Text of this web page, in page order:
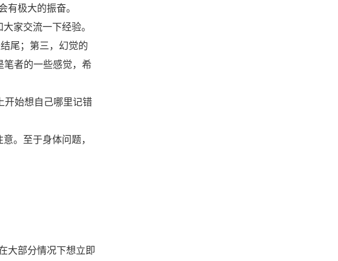
有极大的振奋。
家交流一下经验。
尾；第三，幻觉的
笔者的一些感觉，希
开始想自己哪里记错
。至于身体问题，
大部分情况下想立即